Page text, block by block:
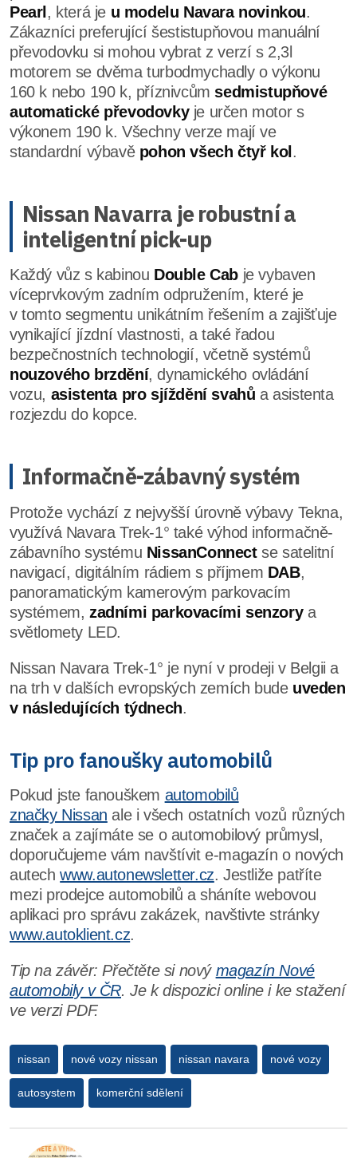
Pearl , která je u modelu Navara novinkou.
Zákazníci preferující šestistupňovou manuální
převodovku si mohou vybrat z verzí s 2,3l
motorem se dvěma turbodmychadly o výkonu
160 k nebo 190 k, příznivcům sedmistupňové
automatické převodovkyje určen motor s
výkonem 190 k. Všechny verze mají ve
standardní výbavě pohon všech čtyř kol .
Nissan Navarra je robustní a
inteligentní pick-up
Každý vůz s kabinou Double Cab je vybaven
víceprvkovým zadním odpružením, které je
v tomto segmentu unikátním řešením a zajišťuje
vynikající jízdní vlastnosti, a také řadou
bezpečnostních technologií, včetně systémů
nouzového brzdění, dynamického ovládání
vozu, asistenta pro sjíždění svahů a asistenta
rozjezdu do kopce.
Informačně-zábavný systém
Protože vychází z nejvyšší úrovně výbavy Tekna,
využívá Navara Trek-1° také výhod informačně-
zábavního systému NissanConnectse satelitní
navigací, digitálním rádiem s příjmem DAB,
panoramatickým kamerovým parkovacím
systémem, zadními parkovacími senzorya
světlomety LED.
Nissan Navara Trek-1° je nyní v prodeji v Belgii a
na trh v dalších evropských zemích bude uveden
v následujících týdnech.
Tip pro fanoušky automobilů
Pokud jste fanouškem automobilů
značky Nissan ale i všech ostatních vozů různých
značek a zajímáte se o automobilový průmysl,
doporučujeme vám navštívit e-magazín o nových
autechwww.autonewsletter.cz. Jestliže patříte
mezi prodejce automobilů a sháníte webovou
aplikaci pro správu zakázek, navštivte stránky
www.autoklient.cz.
Tip na závěr: Přečtěte si nový magazín Nové
automobily v ČR. Je k dispozici online i ke stažení
ve verzi PDF.
nissan nové vozy nissan nissan navara nové vozy
autosystem komerční sdělení